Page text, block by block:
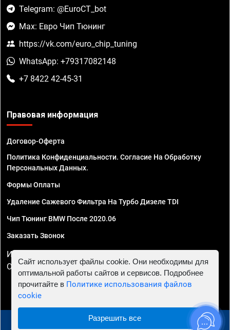
Telegram: @EuroCT_bot
Max: Евро Чип Тюнинг
https://vk.com/euro_chip_tuning
WhatsApp: +79317082148
+7 8422 42-45-31
Правовая информация
Договор-Оферта
Политика Конфиденциальности. Согласие На Обработку
Персональных Данных.
Формы Оплаты
Удаление Сажевого Фильтра На Турбо Дизеле TDI
Чип Тюнинг BMW После 2020.06
Заказать Звонок
ИП Смирнов Георгий Павлович. ИНН 781302555843,
ОГРНИП 324470400032610
© 2010 - 2026 Чип тюнинг в Ульяновске - Автосервис
Сайт использует файлы cookie. Они необходимы для
оптимальной работы сайтов и сервисов. Подробнее
прочитайте в Политике использования файлов
cookie
Разрешить все